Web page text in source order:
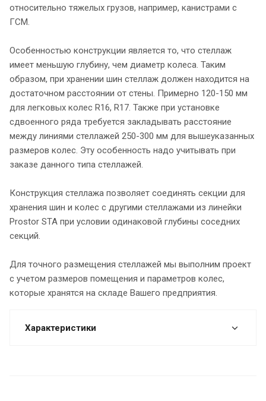
относительно тяжелых грузов, например, канистрами с
ГСМ.
Особенностью конструкции является то, что стеллаж
имеет меньшую глубину, чем диаметр колеса. Таким
образом, при хранении шин стеллаж должен находится на
достаточном расстоянии от стены. Примерно 120-150 мм
для легковых колес R16, R17. Также при установке
сдвоенного ряда требуется закладывать расстояние
между линиями стеллажей 250-300 мм для вышеуказанных
размеров колес. Эту особенность надо учитывать при
заказе данного типа стеллажей.
Конструкция стеллажа позволяет соединять секции для
хранения шин и колес с другими стеллажами из линейки
Prostor STA при условии одинаковой глубины соседних
секций.
Для точного размещения стеллажей мы выполним проект
с учетом размеров помещения и параметров колес,
которые хранятся на складе Вашего предприятия.
Характеристики